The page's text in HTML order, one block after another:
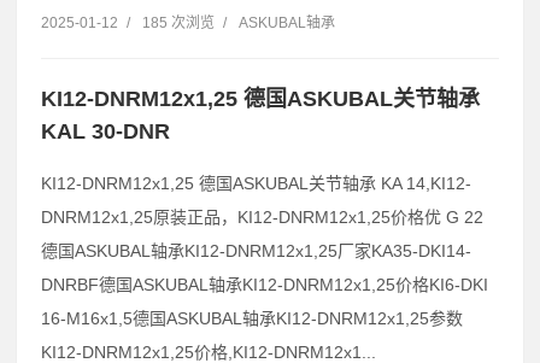
2025-01-12 / 185 次浏览 / ASKUBAL轴承
KI12-DNRM12x1,25 德国ASKUBAL关节轴承
KAL 30-DNR
KI12-DNRM12x1,25 德国ASKUBAL关节轴承 KA 14,KI12-
DNRM12x1,25原装正品，KI12-DNRM12x1,25价格优 G 22
德国ASKUBAL轴承KI12-DNRM12x1,25厂家KA35-DKI14-
DNRBF德国ASKUBAL轴承KI12-DNRM12x1,25价格KI6-DKI
16-M16x1,5德国ASKUBAL轴承KI12-DNRM12x1,25参数
KI12-DNRM12x1,25价格,KI12-DNRM12x1...